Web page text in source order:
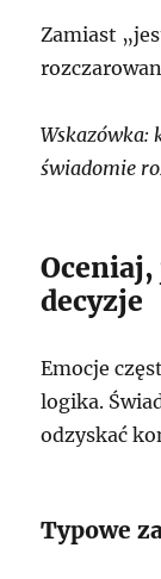
Zamiast
Wskazówka:
świadomie
Oceniaj,
decyzje
Emocje
logika.
odzyskać
Typowe